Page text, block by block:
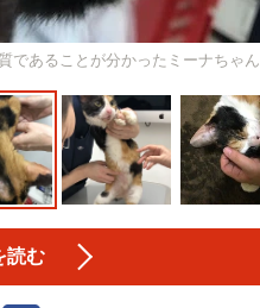
であることが分かったミーナちゃん
読む